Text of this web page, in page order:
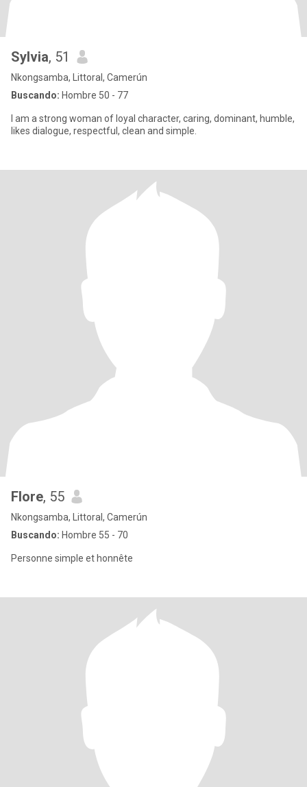
Sylvia, 51
Nkongsamba, Littoral, Camerún
Buscando: Hombre 50 - 77
I am a strong woman of loyal character, caring, dominant, humble,
likes dialogue, respectful, clean and simple.
Flore, 55
Nkongsamba, Littoral, Camerún
Buscando: Hombre 55 - 70
Personne simple et honnête